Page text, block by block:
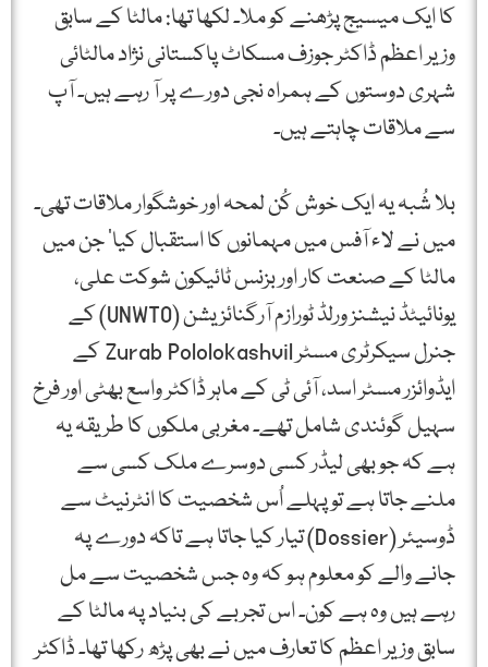
کا ایک میسیج پڑھنے کو ملا۔ لکھا تھا: مالٹا کے سابق
وزیر اعظم ڈاکٹر جوزف مسکاٹ پاکستانی نژاد مالٹائی
شہری دوستوں کے ہمراہ نجی دورے پر آ رہے ہیں۔ آپ
سے ملاقات چاہتے ہیں۔
بلا شُبہ یہ ایک خوش کُن لمحہ اور خوشگوار ملاقات تھی۔
میں نے لاء آفس میں مہمانوں کا استقبال کیا‘ جن میں
مالٹا کے صنعت کار اور بزنس ٹائیکون شوکت علی،
یونائیٹڈ نیشنز ورلڈ ٹورازم آرگنائزیشن (UNWTO) کے
جنرل سیکرٹری مسٹر Zurab Pololokashvil کے
ایڈوائزر مسٹر اسد، آئی ٹی کے ماہر ڈاکٹر واسع بھٹی اور فرخ
سہیل گوئندی شامل تھے۔ مغربی ملکوں کا طریقہ یہ
ہے کہ جو بھی لیڈر کسی دوسرے ملک کسی سے
ملنے جاتا ہے تو پہلے اُس شخصیت کا انٹرنیٹ سے
ڈوسیئر (Dossier) تیار کیا جاتا ہے تاکہ دورے پہ
جانے والے کو معلوم ہو کہ وہ جس شخصیت سے مل
رہے ہیں وہ ہے کون۔ اس تجربے کی بنیاد پہ مالٹا کے
سابق وزیر اعظم کا تعارف میں نے بھی پڑھ رکھا تھا۔ ڈاکٹر